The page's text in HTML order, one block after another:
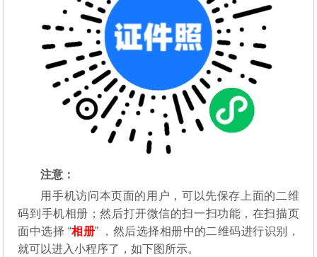
注意：
用手机访问本页面的用户，可以先保存上面的二维
码到手机相册；然后打开微信的扫一扫功能，在扫描页
面中选择 “相册” ，然后选择相册中的二维码进行识别，
就可以进入小程序了，如下图所示。